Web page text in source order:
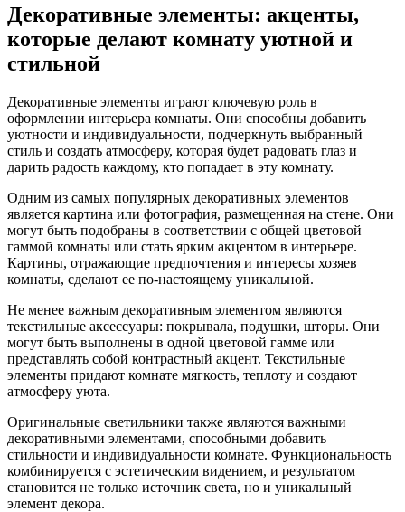
Декоративные элементы: акценты,
которые делают комнату уютной и
стильной
Декоративные элементы играют ключевую роль в
оформлении интерьера комнаты. Они способны добавить
уютности и индивидуальности, подчеркнуть выбранный
стиль и создать атмосферу, которая будет радовать глаз и
дарить радость каждому, кто попадает в эту комнату.
Одним из самых популярных декоративных элементов
является картина или фотография, размещенная на стене. Они
могут быть подобраны в соответствии с общей цветовой
гаммой комнаты или стать ярким акцентом в интерьере.
Картины, отражающие предпочтения и интересы хозяев
комнаты, сделают ее по-настоящему уникальной.
Не менее важным декоративным элементом являются
текстильные аксессуары: покрывала, подушки, шторы. Они
могут быть выполнены в одной цветовой гамме или
представлять собой контрастный акцент. Текстильные
элементы придают комнате мягкость, теплоту и создают
атмосферу уюта.
Оригинальные светильники также являются важными
декоративными элементами, способными добавить
стильности и индивидуальности комнате. Функциональность
комбинируется с эстетическим видением, и результатом
становится не только источник света, но и уникальный
элемент декора.